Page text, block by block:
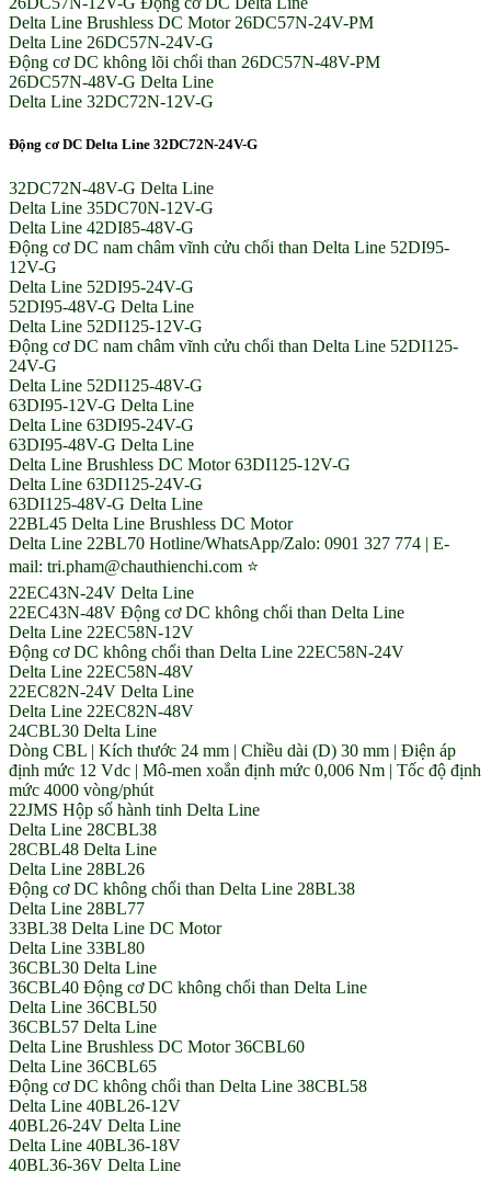
Delta Line Brushless DC Motor 26DC57N-24V-PM
Delta Line 26DC57N-24V-G
Động cơ DC không lõi chổi than 26DC57N-48V-PM
26DC57N-48V-G Delta Line
Delta Line 32DC72N-12V-G
Động cơ DC Delta Line 32DC72N-24V-G
32DC72N-48V-G Delta Line
Delta Line 35DC70N-12V-G
Delta Line 42DI85-48V-G
Động cơ DC nam châm vĩnh cửu chổi than Delta Line 52DI95-
12V-G
Delta Line 52DI95-24V-G
52DI95-48V-G Delta Line
Delta Line 52DI125-12V-G
Động cơ DC nam châm vĩnh cửu chổi than Delta Line 52DI125-
24V-G
Delta Line 52DI125-48V-G
63DI95-12V-G Delta Line
Delta Line 63DI95-24V-G
63DI95-48V-G Delta Line
Delta Line Brushless DC Motor 63DI125-12V-G
Delta Line 63DI125-24V-G
63DI125-48V-G Delta Line
22BL45 Delta Line Brushless DC Motor
Delta Line 22BL70 Hotline/WhatsApp/Zalo: 0901 327 774 | E-
mail: tri.pham@chauthienchi.com ⭐
22EC43N-24V Delta Line
22EC43N-48V Động cơ DC không chổi than Delta Line
Delta Line 22EC58N-12V
Động cơ DC không chổi than Delta Line 22EC58N-24V
Delta Line 22EC58N-48V
22EC82N-24V Delta Line
Delta Line 22EC82N-48V
24CBL30 Delta Line
Dòng CBL | Kích thước 24 mm | Chiều dài (D) 30 mm | Điện áp
định mức 12 Vdc | Mô-men xoắn định mức 0,006 Nm | Tốc độ định
mức 4000 vòng/phút
22JMS Hộp số hành tinh Delta Line
Delta Line 28CBL38
28CBL48 Delta Line
Delta Line 28BL26
Động cơ DC không chổi than Delta Line 28BL38
Delta Line 28BL77
33BL38 Delta Line DC Motor
Delta Line 33BL80
36CBL30 Delta Line
36CBL40 Động cơ DC không chổi than Delta Line
Delta Line 36CBL50
36CBL57 Delta Line
Delta Line Brushless DC Motor 36CBL60
Delta Line 36CBL65
Động cơ DC không chổi than Delta Line 38CBL58
Delta Line 40BL26-12V
40BL26-24V Delta Line
Delta Line 40BL36-18V
40BL36-36V Delta Line